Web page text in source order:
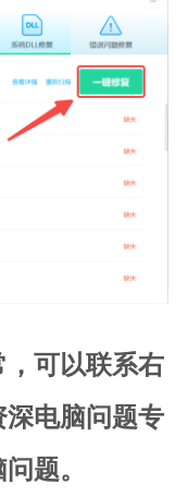
可以联系右
深电脑问题专
题。